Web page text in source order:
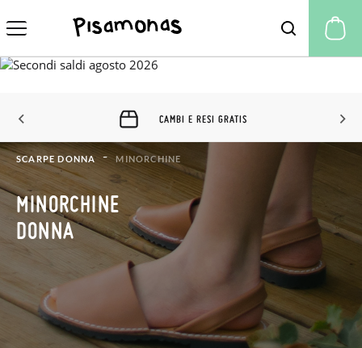
CAMBI E RESI GRATIS
SCARPE DONNA MINORCHINE
MINORCHINE
DONNA